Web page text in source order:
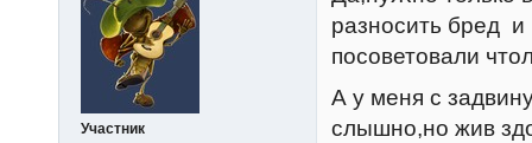
Участник
разносить бред
посоветовали
А у меня с
слышно,но жив